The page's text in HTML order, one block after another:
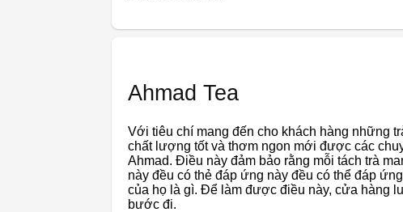
Ahmad Tea
Với tiêu chí mang đến cho khách hàng những
chất lượng tốt và thơm ngon mới được các
Ahmad. Điều này đảm bảo rằng mỗi tách trà
này đều có thẻ đáp ứng này đều có thể đáp
của họ là gì. Để làm được điều này, cửa hàng
bước đi.